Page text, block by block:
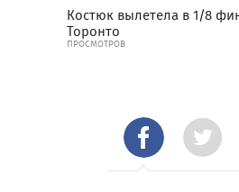
Костюк вылетела в 1/8
Торонто
ПРОСМОТРОВ